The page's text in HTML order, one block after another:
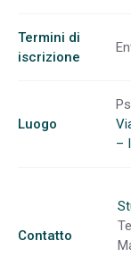
Termini di
iscrizione
Luogo
–
Contatto